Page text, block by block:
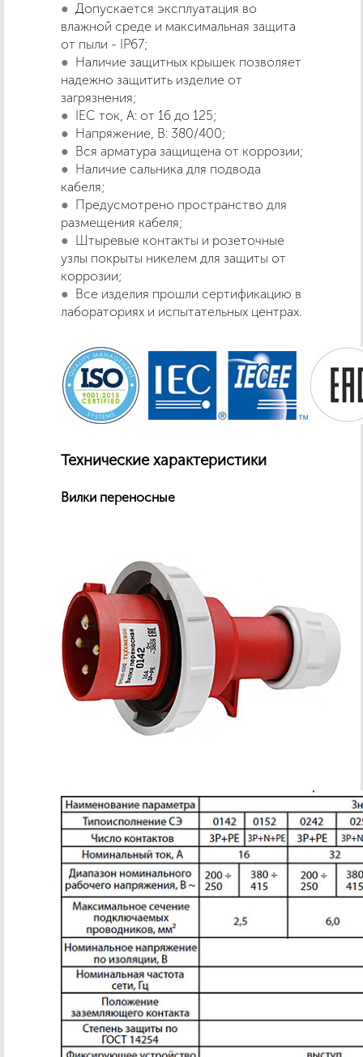
Допускается эксплуатация во
влажной среде и максимальная защита
от пыли - IP67;
Наличие защитных крышек позволяет
надежно защитить изделие от
загрязнения;
IEC ток, А: от 16 до 125;
Напряжение, В: 380/400;
Вся арматура защищена от коррозии;
Наличие сальника для подвода
кабеля;
Предусмотрено пространство для
размещения кабеля;
Штыревые контакты и розеточные
узлы покрыты никелем для защиты от
коррозии;
Все изделия прошли сертификацию в
лабораториях и испытательных центрах.
Технические характеристики
Вилки переносные